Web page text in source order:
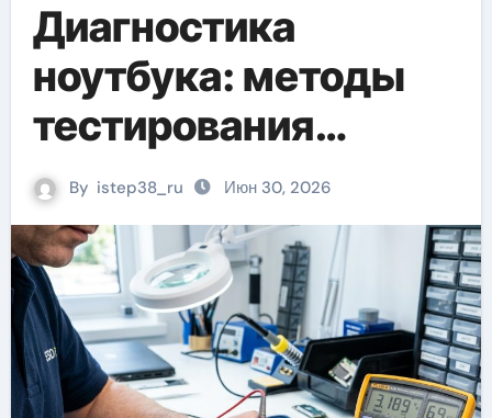
Диагностика
ноутбука: методы
тестирования
компонентов и
обнаружения
неисправностей
By istep38_ru Июн 30, 2026